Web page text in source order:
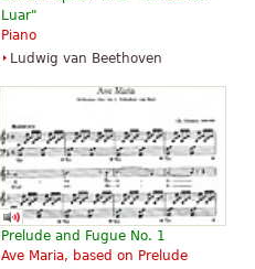
Canon In D - Easy Piano
$3.95
Piano Solo, Easy Piano
Alfred Music Publishing
Luar"
Piano
Ludwig van Beethoven
Prelude and Fugue No. 1
Ave Maria, based on Prelude